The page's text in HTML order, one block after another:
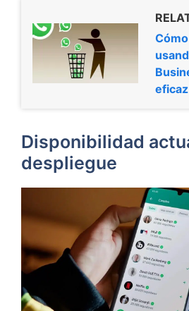
eficaz
Disponibilidad
despliegue